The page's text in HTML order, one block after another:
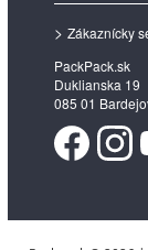
Zákaznícky
PackPack.sk
Duklianska 19
085 01